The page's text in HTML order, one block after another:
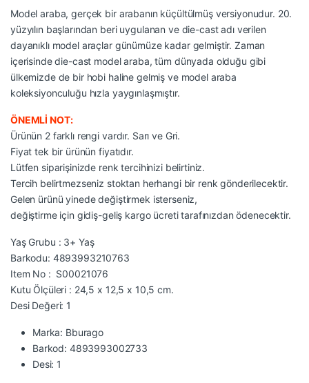
Model araba, gerçek bir arabanın küçültülmüş versiyonudur. 20.
yüzyılın başlarından beri uygulanan ve die-cast adı verilen
dayanıklı model araçlar günümüze kadar gelmiştir. Zaman
içerisinde die-cast model araba, tüm dünyada olduğu gibi
ülkemizde de bir hobi haline gelmiş ve model araba
koleksiyonculuğu hızla yaygınlaşmıştır.
ÖNEMLİ NOT:
Ürünün 2 farklı rengi vardır. Sarı ve Gri.
Fiyat tek bir ürünün fiyatıdır.
Lütfen siparişinizde renk tercihinizi belirtiniz.
Tercih belirtmezseniz stoktan herhangi bir renk gönderilecektir.
Gelen ürünü yinede değiştirmek isterseniz,
değiştirme için gidiş-geliş kargo ücreti tarafınızdan ödenecektir.
Yaş Grubu : 3+ Yaş
Barkodu: 4893993210763
Item No : S00021076
Kutu Ölçüleri : 24,5 x 12,5 x 10,5 cm.
Desi Değeri: 1
Marka: Bburago
Barkod: 4893993002733
Desi: 1